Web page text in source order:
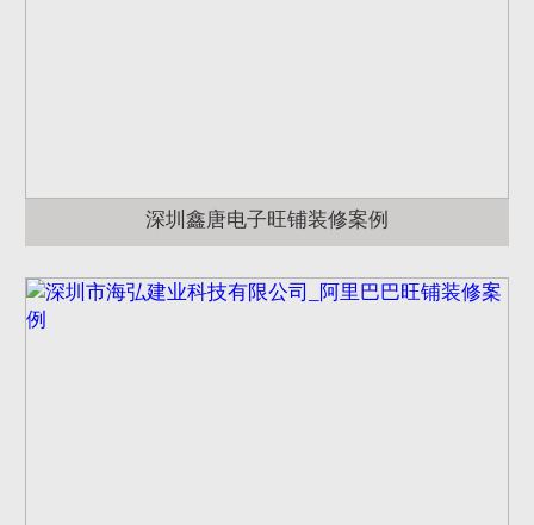
深圳鑫唐电子旺铺装修案例